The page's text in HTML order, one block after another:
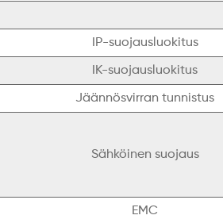
IP-suojausluokitus
IK-suojausluokitus
Jäännösvirran tunnistus
Sähköinen suojaus
EMC